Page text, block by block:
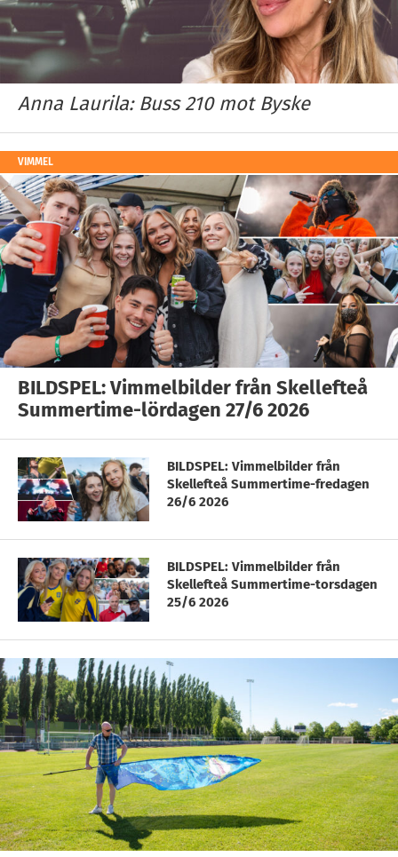
Anna Laurila: Buss 210 mot Byske
VIMMEL
BILDSPEL: Vimmelbilder från Skellefteå
Summertime-lördagen 27/6 2026
BILDSPEL: Vimmelbilder från
Skellefteå Summertime-fredagen
26/6 2026
BILDSPEL: Vimmelbilder från
Skellefteå Summertime-torsdagen
25/6 2026